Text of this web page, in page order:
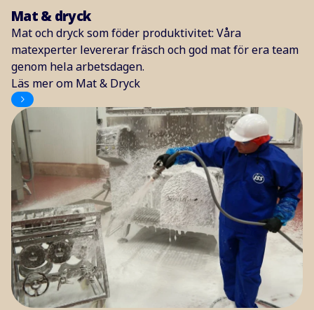
Mat & dryck
Mat och dryck som föder produktivitet: Våra
matexperter levererar fräsch och god mat för era team
genom hela arbetsdagen.
Läs mer om Mat & Dryck